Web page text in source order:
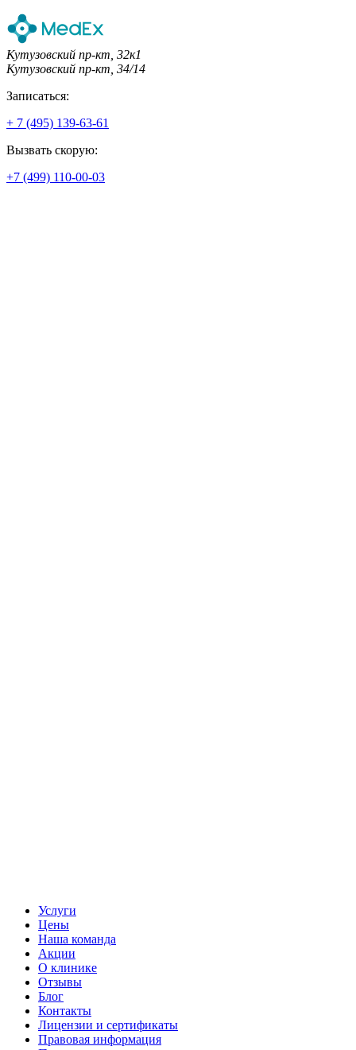
Кутузовский пр-кт, 32к1
Кутузовский пр-кт, 34/14
Записаться:
+ 7 (495) 139-63-61
Вызвать скорую:
+7 (499) 110-00-03
Услуги
Цены
Наша команда
Акции
О клинике
Отзывы
Блог
Контакты
Лицензии и сертификаты
Правовая информация